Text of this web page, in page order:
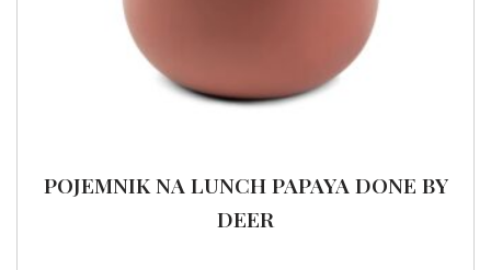
POJEMNIK NA LUNCH PAPAYA DONE BY
DEER